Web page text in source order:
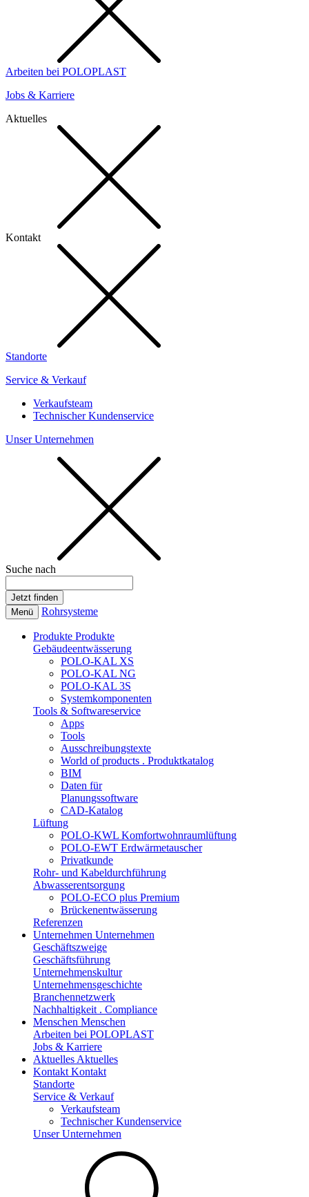
Arbeiten bei POLOPLAST
Jobs & Karriere
Aktuelles
Kontakt
Standorte
Service & Verkauf
Verkaufsteam
Technischer Kundenservice
Unser Unternehmen
Suche nach
Menü Rohrsysteme
Produkte Produkte
Gebäudeentwässerung
POLO-KAL XS
POLO-KAL NG
POLO-KAL 3S
Systemkomponenten
Tools & Softwareservice
Apps
Tools
Ausschreibungstexte
World of products . Produktkatalog
BIM
Daten für
Planungssoftware
CAD-Katalog
Lüftung
POLO-KWL Komfortwohnraumlüftung
POLO-EWT Erdwärmetauscher
Privatkunde
Rohr- und Kabeldurchführung
Abwasserentsorgung
POLO-ECO plus Premium
Brückenentwässerung
Referenzen
Unternehmen Unternehmen
Geschäftszweige
Geschäftsführung
Unternehmenskultur
Unternehmensgeschichte
Branchennetzwerk
Nachhaltigkeit . Compliance
Menschen Menschen
Arbeiten bei POLOPLAST
Jobs & Karriere
Aktuelles Aktuelles
Kontakt Kontakt
Standorte
Service & Verkauf
Verkaufsteam
Technischer Kundenservice
Unser Unternehmen